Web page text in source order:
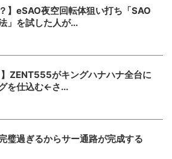
？】eSAO夜空回転体狙い打ち「SAO
」を試した人が...
】ZENT555がキングハナハナ全台に
を仕込む←さ...
完璧過ぎるからサー通路が完成する